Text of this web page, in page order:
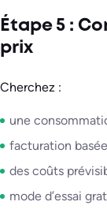
Étape 5 :
prix
Cherchez :
une
facturation
des coûts
mode d’essai